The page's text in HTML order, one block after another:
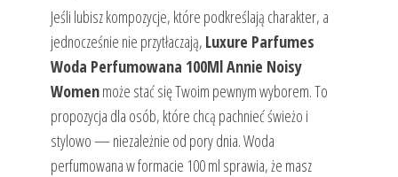
Jeśli lubisz kompozycje, które podkreślają charakter, a
jednocześnie nie przytłaczają, Luxure Parfumes
Woda Perfumowana 100Ml Annie Noisy
Womenmoże stać się Twoim pewnym wyborem. To
propozycja dla osób, które chcą pachnieć świeżo i
stylowo — niezależnie od pory dnia. Woda
perfumowana w formacie 100 ml sprawia, że masz